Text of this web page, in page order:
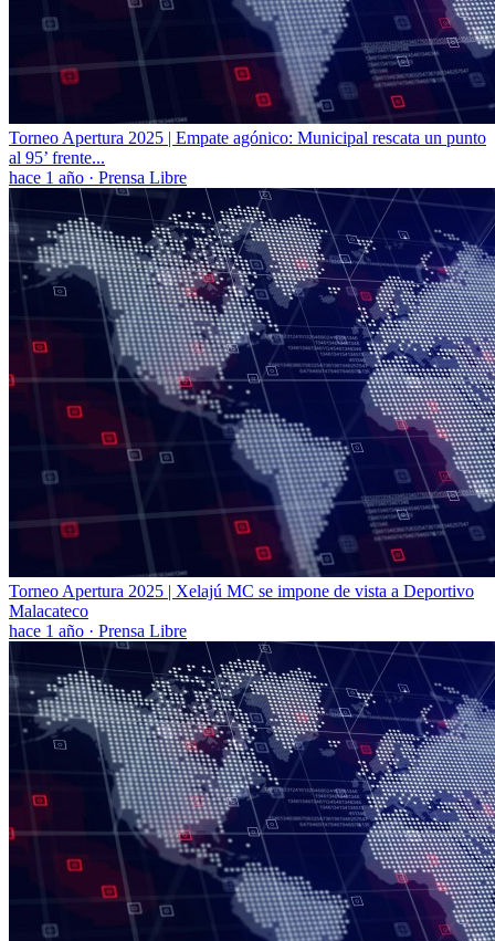
Torneo Apertura 2025 | Empate agónico: Municipal rescata un punto
al 95’ frente...
hace 1 año · Prensa Libre
Torneo Apertura 2025 | Xelajú MC se impone de vista a Deportivo
Malacateco
hace 1 año · Prensa Libre